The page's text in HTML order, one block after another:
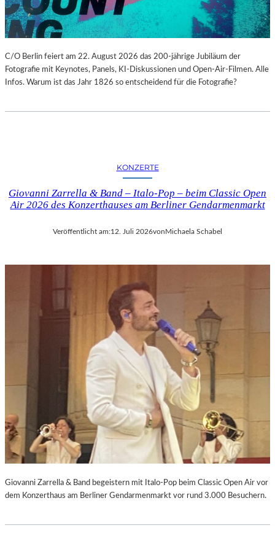
C/O Berlin feiert am 22. August 2026 das 200-jährige Jubiläum der
Fotografie mit Keynotes, Panels, KI-Diskussionen und Open-Air-Filmen. Alle
Infos. Warum ist das Jahr 1826 so entscheidend für die Fotografie?
KONZERTE
Giovanni Zarrella & Band – Italo-Pop – beim Classic Open
Air 2026 des Konzerthauses am Berliner Gendarmenmarkt
Veröffentlicht am:12. Juli 2026von Michaela Schabel
Giovanni Zarrella & Band begeistern mit Italo-Pop beim Classic Open Air vor
dem Konzerthaus am Berliner Gendarmenmarkt vor rund 3.000 Besuchern.